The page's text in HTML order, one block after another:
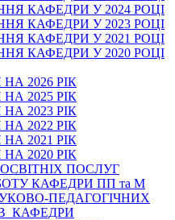
КАФЕДРИ У 2024 РОЦІ
КАФЕДРИ У 2023 РОЦІ
КАФЕДРИ У 2021 РОЦІ
КАФЕДРИ У 2020 РОЦІ
2026 РІК
2025 РІК
2023 РІК
2022 РІК
2021 РІК
2020 РІК
ПОСЛУГ
КАФЕДРИ ПП та М
ПЕДАГОГІЧНИХ
КАФЕДРИ